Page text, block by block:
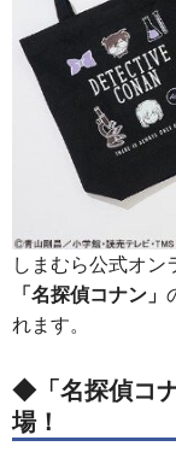
しまむら公式オン
「名探偵コナン」
れます。
◆「名探偵コ
場！